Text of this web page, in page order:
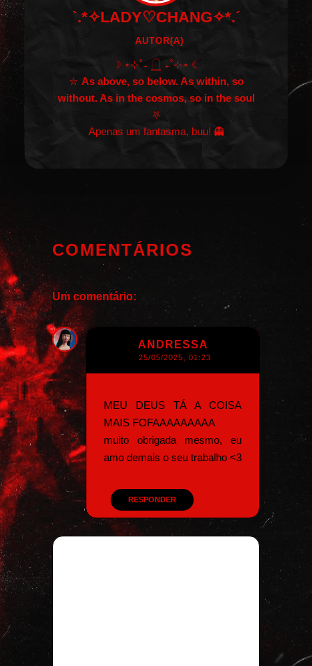
`.*✧LADY♡CHANG✧*.´
AUTOR(A)
☽ ⋆⊹˚₊ 𓉸 ₊˚⊹⋆ ☾
⛦ As above, so below. As within, so
without. As in the cosmos, so in the soul
⛧
Apenas um fantasma, buu! 👻
COMENTÁRIOS
Um comentário:
ANDRESSA
25/05/2025, 01:23
MEU DEUS TÁ A COISA
MAIS FOFAAAAAAAAA
muito obrigada mesmo, eu
amo demais o seu trabalho <3
RESPONDER